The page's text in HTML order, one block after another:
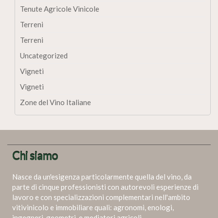
Tenute Agricole Vinicole
Terreni
Terreni
Uncategorized
Vigneti
Vigneti
Zone del Vino Italiane
Chi siamo
Nasce da un'esigenza particolarmente quella del vino, da
parte di cinque professionisti con autorevoli esperienze di
lavoro e con specializzazioni complementari nell'ambito
vitivinicolo e immobiliare quali: agronomi, enologi,